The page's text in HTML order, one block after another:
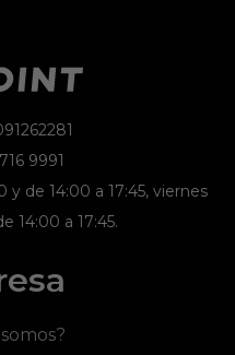
9991
y de 14:00 a 17:45, viernes
14:00 a 17:45.